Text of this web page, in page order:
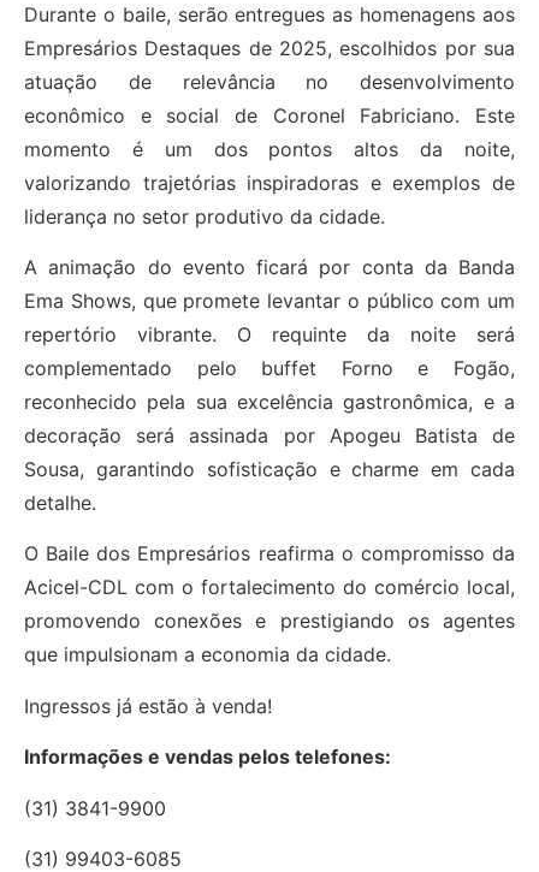
Durante o baile, serão entregues as homenagens aos
Empresários Destaques de 2025, escolhidos por sua
atuação de relevância no desenvolvimento
econômico e social de Coronel Fabriciano. Este
momento é um dos pontos altos da noite,
valorizando trajetórias inspiradoras e exemplos de
liderança no setor produtivo da cidade.
A animação do evento ficará por conta da Banda
Ema Shows, que promete levantar o público com um
repertório vibrante. O requinte da noite será
complementado pelo buffet Forno e Fogão,
reconhecido pela sua excelência gastronômica, e a
decoração será assinada por Apogeu Batista de
Sousa, garantindo sofisticação e charme em cada
detalhe.
O Baile dos Empresários reafirma o compromisso da
Acicel-CDL com o fortalecimento do comércio local,
promovendo conexões e prestigiando os agentes
que impulsionam a economia da cidade.
Ingressos já estão à venda!
Informações e vendas pelos telefones:
(31) 3841-9900
(31) 99403-6085